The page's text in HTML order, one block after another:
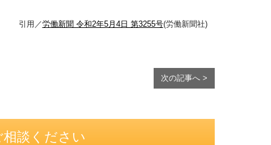
引用／労働新聞 令和2年5月4日 第3255号(労働新聞社)
次の記事へ >
談ください